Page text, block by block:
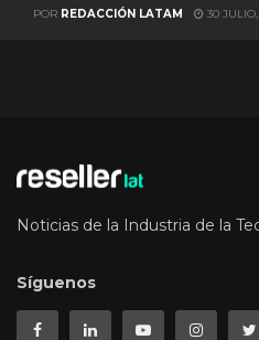
POR REDACCIÓN LATAM 30
Noticias de la Industria de la
Síguenos